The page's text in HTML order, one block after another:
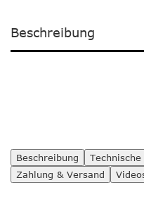
Beschreibung
Beschreibung Technische
Zahlung & Versand